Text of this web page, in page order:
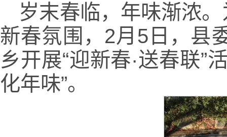
岁末春临，年味渐浓
新春氛围，2月5日，县
乡开展“迎新春·送春联”
化年味”。